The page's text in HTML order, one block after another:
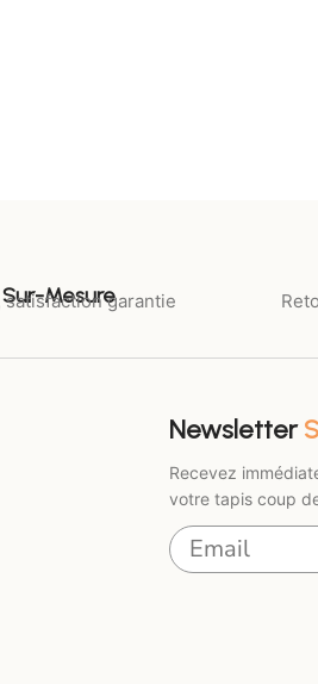
Mesuregarantie
Newsletter
Recevez
votre tapis coup